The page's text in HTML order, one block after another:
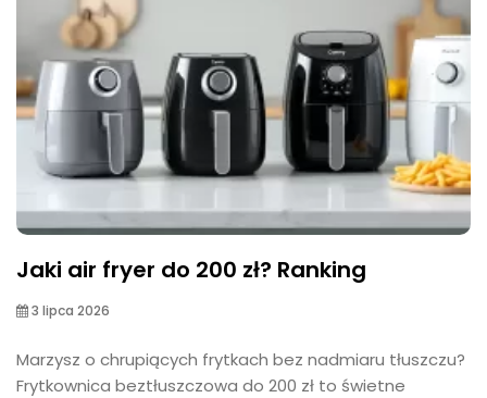
Jaki air fryer do 200 zł? Ranking
3 lipca 2026
Marzysz o chrupiących frytkach bez nadmiaru tłuszczu?
Frytkownica beztłuszczowa do 200 zł to świetne